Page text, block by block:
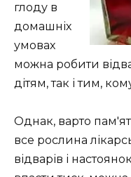
глоду в
домашніх
умовах
можна робити
дітям, так і тим,
Однак, варто
все рослина
відварів і